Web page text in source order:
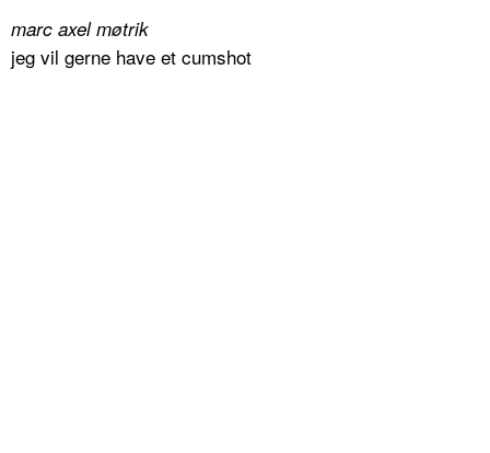
marc axel møtrik
jeg vil gerne have et cumshot